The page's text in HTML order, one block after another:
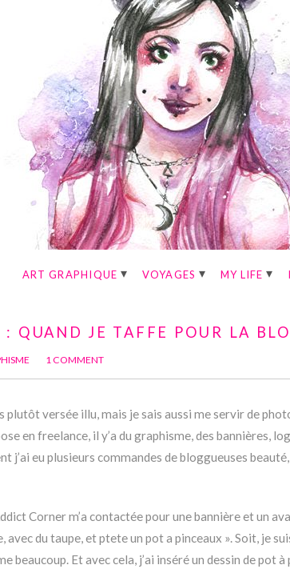
ART GRAPHIQUE VOYAGES MY LIFE
: QUAND JE TAFFE POUR LA
1 COMMENT
plutôt versée illu, mais je sais aussi me servir de
en freelance, il y’a du graphisme, des bannières,
j’ai eu plusieurs commandes de bloggueuses
Corner m’a contactée pour une bannière et un
avec du taupe, et ptete un pot a pinceaux ». Soit, je
beaucoup. Et avec cela, j’ai inséré un dessin de pot